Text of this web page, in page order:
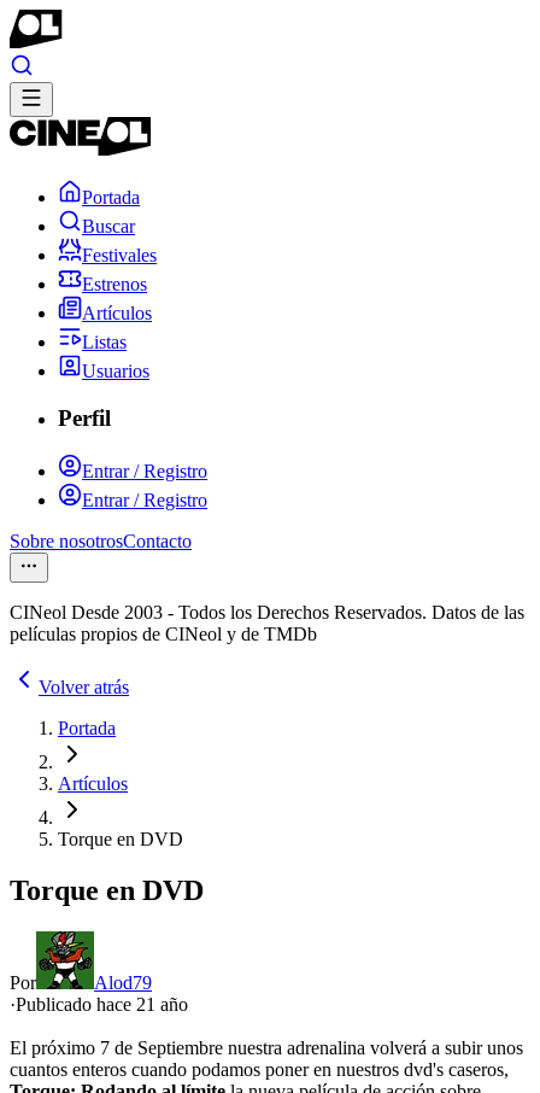
Portada
Buscar
Festivales
Estrenos
Artículos
Listas
Usuarios
Perfil
Entrar / Registro
Entrar / Registro
Sobre nosotrosContacto
CINeol Desde 2003 - Todos los Derechos Reservados. Datos de las
películas propios de CINeol y de TMDb
Volver atrás
Portada
Artículos
Torque en DVD
Torque en DVD
Por
Alod79
·Publicado hace 21 año
El próximo 7 de Septiembre nuestra adrenalina volverá a subir unos
cuantos enteros cuando podamos poner en nuestros dvd's caseros,